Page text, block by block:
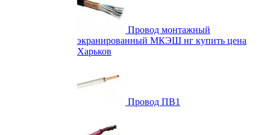
Провод монтажный
экранированный МКЭШ нг купить цена
Харьков
Провод ПВ1